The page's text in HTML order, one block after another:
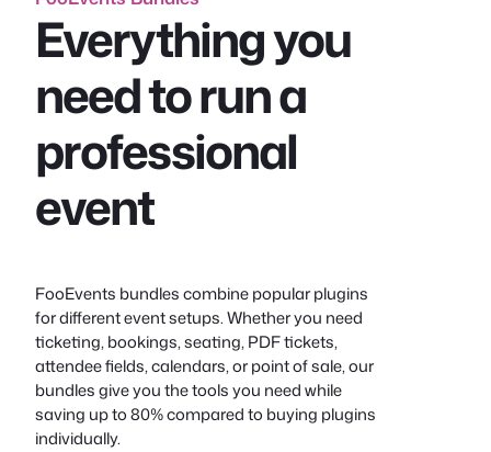
Everything you
need to run a
professional
event
FooEvents bundles combine popular plugins
for different event setups. Whether you need
ticketing, bookings, seating, PDF tickets,
attendee fields, calendars, or point of sale, our
bundles give you the tools you need while
saving up to 80% compared to buying plugins
individually.